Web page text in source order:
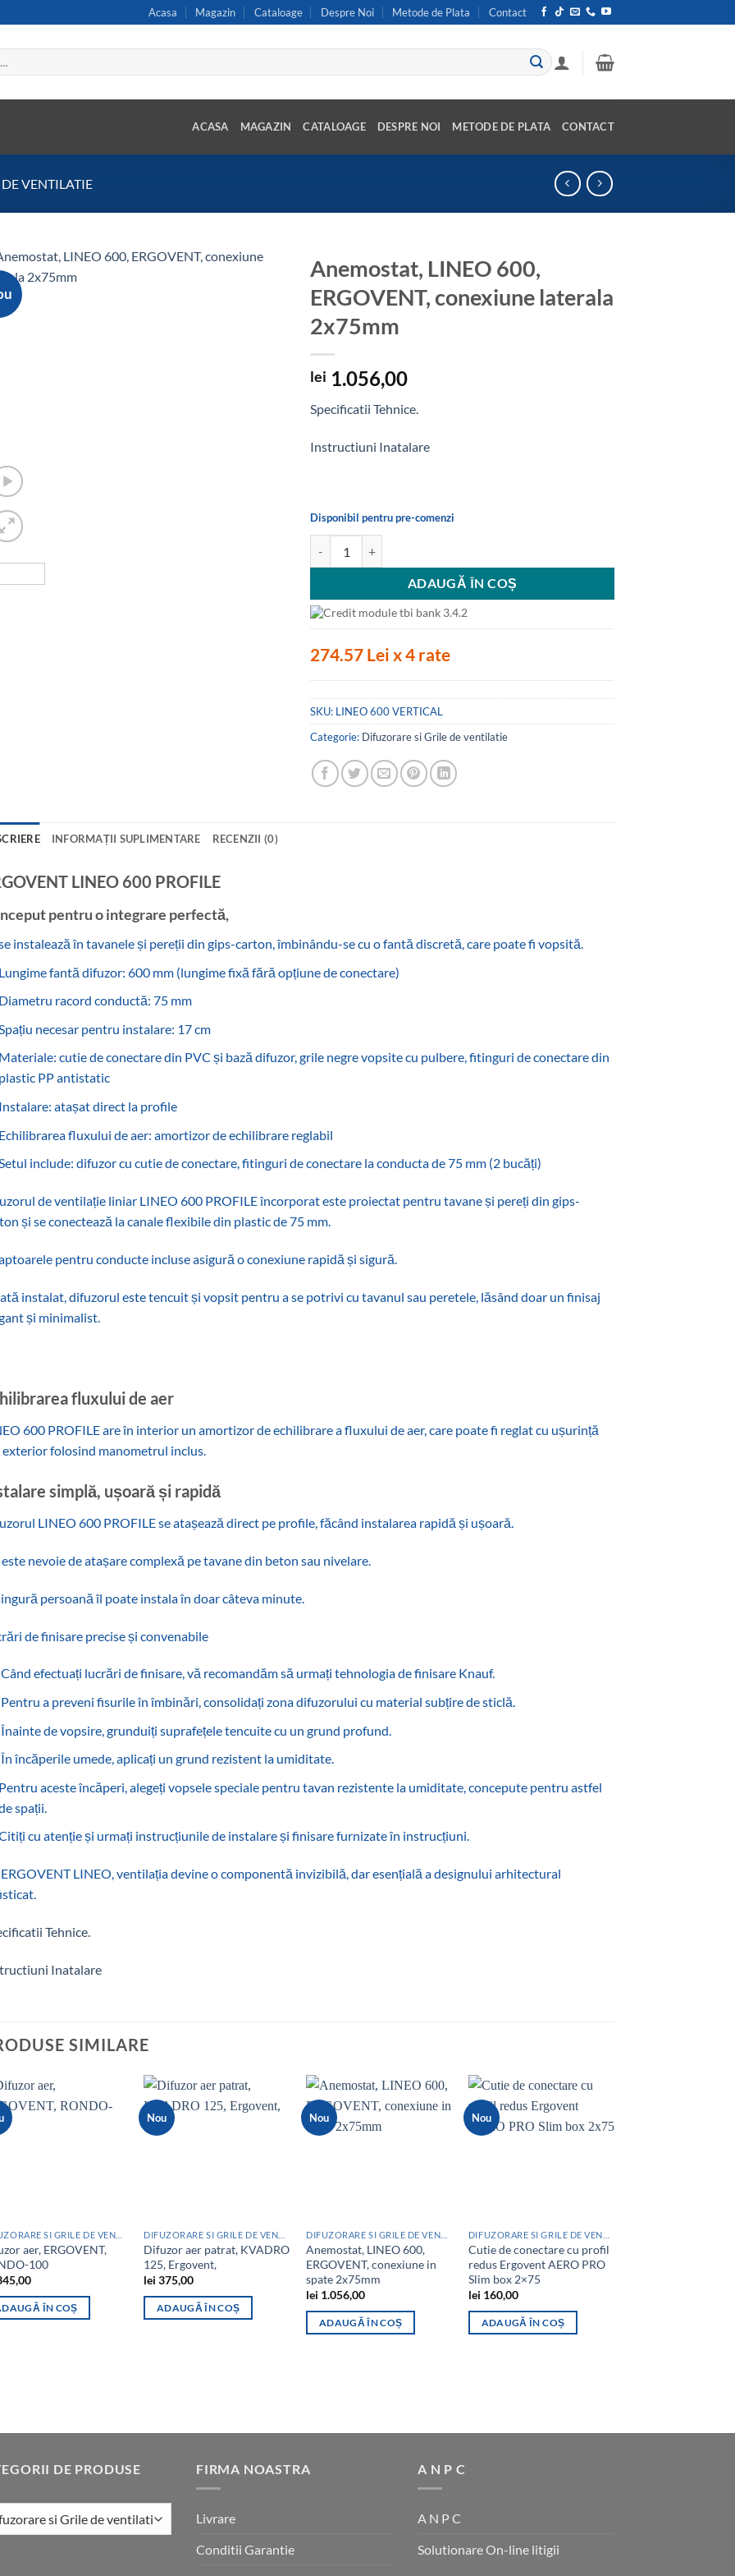
Acasa Magazin Cataloage Despre Noi Metode de Plata Contact
ACASA MAGAZIN CATALOAGE DESPRE NOI METODE DE PLATA CONTACT
VENTILATIE
Anemostat, LINEO 600,
ERGOVENT, conexiune laterala
2x75mm
lei 1.056,00
Specificatii Tehnice.
Instructiuni Inatalare
Disponibil pentru pre-comenzi
ADAUGĂ ÎN COȘ
274.57 Lei x 4 rate
SKU: LINEO 600 VERTICAL
Categorie: Difuzorare si Grile de ventilatie
INFORMAȚII SUPLIMENTARE RECENZII (0)
LINEO 600 PROFILE
pentru o integrare perfectă,
instalează în tavanele și pereții din gips-carton, îmbinându-se cu o fantă discretă, care poate fi vopsită.‎
Lungime fantă difuzor: 600 mm (lungime fixă ​​fără opțiune de conectare)
Diametru racord conductă: 75 mm
necesar pentru instalare: 17 cm
Materiale: cutie de conectare din PVC și bază difuzor, grile negre vopsite cu pulbere, fitinguri de conectare din
plastic PP antistatic
Instalare: atașat direct la profile
Echilibrarea fluxului de aer: amortizor de echilibrare reglabil
include: difuzor cu cutie de conectare, fitinguri de conectare la conducta de 75 mm (2 bucăți)
de ventilație liniar LINEO 600 PROFILE încorporat este proiectat pentru tavane și pereți din gips-
și se conectează la canale flexibile din plastic de 75 mm.‎
pentru conducte incluse asigură o conexiune rapidă și sigură.‎
instalat, difuzorul este tencuit și vopsit pentru a se potrivi cu tavanul sau peretele, lăsând doar un finisaj
și minimalist.‎
fluxului de aer
600 PROFILE are în interior un amortizor de echilibrare a fluxului de aer, care poate fi reglat cu ușurință
folosind manometrul inclus.‎
simplă, ușoară și rapidă
LINEO 600 PROFILE se atașează direct pe profile, făcând instalarea rapidă și ușoară.‎
nevoie de atașare complexă pe tavane din beton sau nivelare.‎
persoană îl poate instala în doar câteva minute.‎
de finisare precise și convenabile
Când efectuați lucrări de finisare, vă recomandăm să urmați tehnologia de finisare Knauf.‎
Pentru a preveni fisurile în îmbinări, consolidați zona difuzorului cu material subțire de sticlă.‎
Înainte de vopsire, grunduiți suprafețele tencuite cu un grund profund.‎
În încăperile umede, aplicați un grund rezistent la umiditate.‎
Pentru aceste încăperi, alegeți vopsele speciale pentru tavan rezistente la umiditate, concepute pentru astfel
spații.‎
cu atenție și urmați instrucțiunile de instalare și finisare furnizate în instrucțiuni.‎
LINEO, ventilația devine o componentă invizibilă, dar esențială a designului arhitectural
Tehnice.
Inatalare
SIMILARE
aer, ERGOVENT,
100
ÎN COȘ
Nou
Difuzor aer patrat, KVADRO
125, Ergovent,
lei 375,00
ADAUGĂ ÎN COȘ
Nou
Anemostat, LINEO 600,
ERGOVENT, conexiune in
spate 2x75mm
lei 1.056,00
ADAUGĂ ÎN COȘ
Nou
Add to
wishlist
Cutie de conectare cu profil
redus Ergovent AERO PRO
Slim box 2×75
lei 160,00
ADAUGĂ ÎN COȘ
DE PRODUSE FIRMA NOASTRA
Livrare
Conditii Garantie
A N P C
A N P C
Solutionare On-line litigii